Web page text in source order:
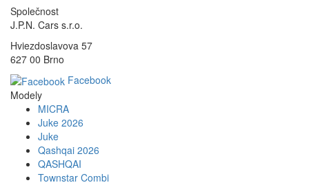
Společnost
J.P.N. Cars s.r.o.
Hviezdoslavova 57
627 00 Brno
Facebook
Modely
MICRA
Juke 2026
Juke
Qashqai 2026
QASHQAI
Townstar Combi